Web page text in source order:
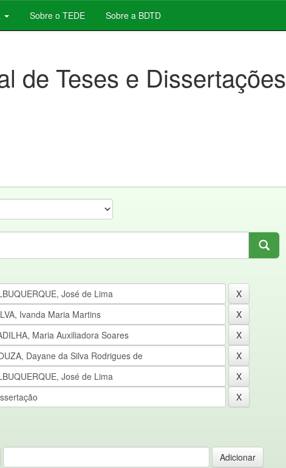
Sobre o TEDE Sobre a BDTD
de Teses e Dissertações